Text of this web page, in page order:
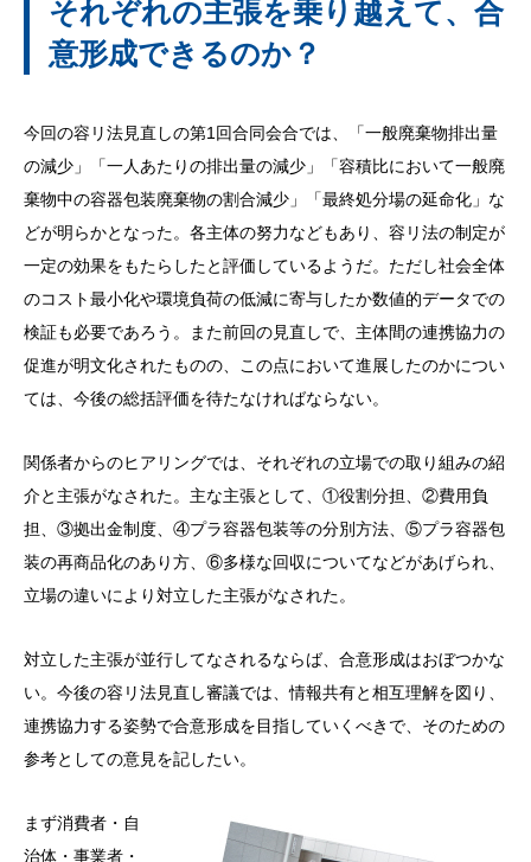
それぞれの主張を乗り越えて、合
意形成できるのか？
今回の容リ法見直しの第1回合同会合では、「一般廃棄物排出量
の減少」「一人あたりの排出量の減少」「容積比において一般廃
棄物中の容器包装廃棄物の割合減少」「最終処分場の延命化」な
どが明らかとなった。各主体の努力などもあり、容リ法の制定が
一定の効果をもたらしたと評価しているようだ。ただし社会全体
のコスト最小化や環境負荷の低減に寄与したか数値的データでの
検証も必要であろう。また前回の見直しで、主体間の連携協力の
促進が明文化されたものの、この点において進展したのかについ
ては、今後の総括評価を待たなければならない。
関係者からのヒアリングでは、それぞれの立場での取り組みの紹
介と主張がなされた。主な主張として、①役割分担、②費用負
担、③拠出金制度、④プラ容器包装等の分別方法、⑤プラ容器包
装の再商品化のあり方、⑥多様な回収についてなどがあげられ、
立場の違いにより対立した主張がなされた。
対立した主張が並行してなされるならば、合意形成はおぼつかな
い。今後の容リ法見直し審議では、情報共有と相互理解を図り、
連携協力する姿勢で合意形成を目指していくべきで、そのための
参考としての意見を記したい。
まず消費者・自
治体・事業者・